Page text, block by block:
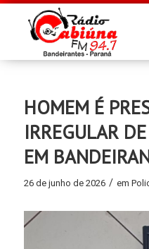
HOMEM É
IRREGULAR
EM
26 de junho de 2026 / em